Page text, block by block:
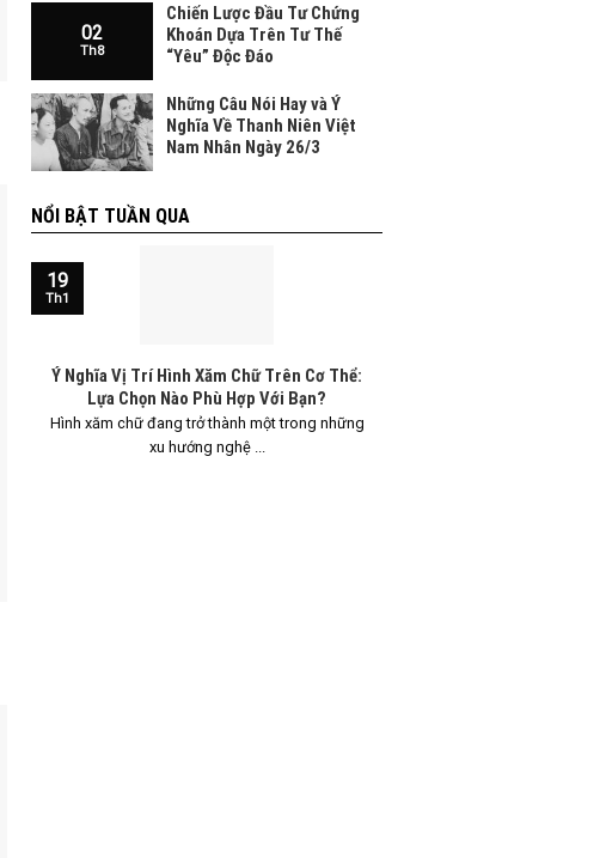
02
Th8
Chiến Lược Đầu Tư Chứng
Khoán Dựa Trên Tư Thế
“Yêu” Độc Đáo
Những Câu Nói Hay và Ý
Nghĩa Về Thanh Niên Việt
Nam Nhân Ngày 26/3
NỔI BẬT TUẦN QUA
Ý Nghĩa Vị Trí Hình Xăm Chữ Trên Cơ Thể:
Lựa Chọn Nào Phù Hợp Với Bạn?
Hình xăm chữ đang trở thành một trong những
xu hướng nghệ ...
19
Th1